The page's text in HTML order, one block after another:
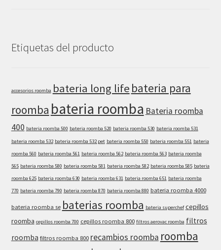
Etiquetas del producto
accesorios roomba bateria long life bateria para
roomba bateria roomba Bateria roomba
400 bateria roomba 500 bateria roomba 520 bateria roomba 530 bateria roomba 531
bateria roomba 532 bateria roomba 532 pet bateria roomba 550 bateria roomba 551 bateria
roomba 560 bateria roomba 561 bateria roomba 562 bateria roomba 563 bateria roomba
565 bateria roomba 580 bateria roomba 581 bateria roomba 582 bateria roomba 585 bateria
roomba 625 bateria roomba 630 bateria roomba 631 bateria roomba 651 bateria roomba
770 bateria roomba 790 bateria roomba 870 bateria roomba 880 bateria roomba 4000
bateria roomba se baterias roomba bateria superchef cepillos
roomba cepillos roomba 700 cepillos roomba 800 filtros aerovac roomba filtros
roomba filtros roomba 800 recambios roomba roomba